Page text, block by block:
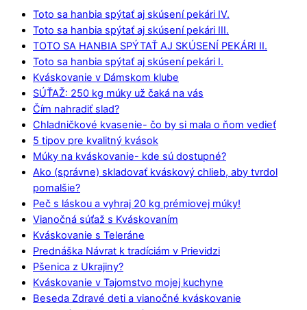
Toto sa hanbia spýtať aj skúsení pekári IV.
Toto sa hanbia spýtať aj skúsení pekári III.
TOTO SA HANBIA SPÝTAŤ AJ SKÚSENÍ PEKÁRI II.
Toto sa hanbia spýtať aj skúsení pekári I.
Kváskovanie v Dámskom klube
SÚŤAŽ: 250 kg múky už čaká na vás
Čím nahradiť slad?
Chladničkové kvasenie- čo by si mala o ňom vedieť
5 tipov pre kvalitný kvások
Múky na kváskovanie- kde sú dostupné?
Ako (správne) skladovať kváskový chlieb, aby tvrdol
pomalšie?
Peč s láskou a vyhraj 20 kg prémiovej múky!
Vianočná súťaž s Kváskovaním
Kváskovanie s Teleráne
Prednáška Návrat k tradíciám v Prievidzi
Pšenica z Ukrajiny?
Kváskovanie v Tajomstvo mojej kuchyne
Beseda Zdravé deti a vianočné kváskovanie